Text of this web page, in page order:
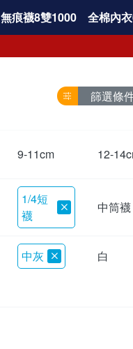
無痕襪8雙1000
全棉內
篩選條
9-11cm 12-
1/4短
襪
中筒襪
中灰 白